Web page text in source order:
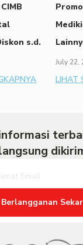
s.d.
July 22,
LIHAT
Berlangganan